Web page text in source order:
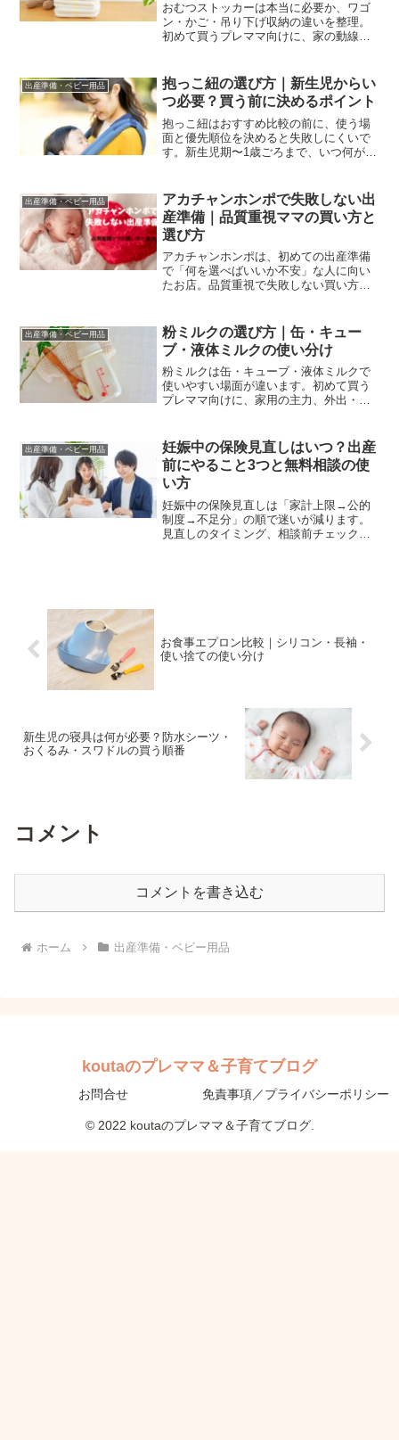
おむつストッカーは本当に必要か、ワゴ
ン・かご・吊り下げ収納の違いを整理。
初めて買うプレママ向けに、家の動線別
出産準備・ベビー用品
抱っこ紐の選び方｜新生児からい
つ必要？買う前に決めるポイント
抱っこ紐はおすすめ比較の前に、使う場
面と優先順位を決めると失敗しにくいで
す。新生児期〜1歳ごろまで、いつ何が必
出産準備・ベビー用品
アカチャンホンポで失敗しない出
産準備｜品質重視ママの買い方と
選び方
アカチャンホンポは、初めての出産準備
で「何を選べばいいか不安」な人に向い
たお店。品質重視で失敗しない買い方
出産準備・ベビー用品
粉ミルクの選び方｜缶・キュー
ブ・液体ミルクの使い分け
粉ミルクは缶・キューブ・液体ミルクで
使いやすい場面が違います。初めて買う
プレママ向けに、家用の主力、外出・夜
出産準備・ベビー用品
妊娠中の保険見直しはいつ？出産
前にやること3つと無料相談の使
い方
妊娠中の保険見直しは「家計上限→公的
制度→不足分」の順で迷いが減ります。
見直しのタイミング、相談前チェックリ
お食事エプロン比較｜シリコン・長袖・
使い捨ての使い分け
新生児の寝具は何が必要？防水シーツ・
おくるみ・スワドルの買う順番
コメント
コメントを書き込む
ホーム 出産準備・ベビー用品
koutaのプレママ＆子育てブログ
お問合せ 免責事項／プライバシーポリシー
© 2022 koutaのプレママ＆子育てブログ.